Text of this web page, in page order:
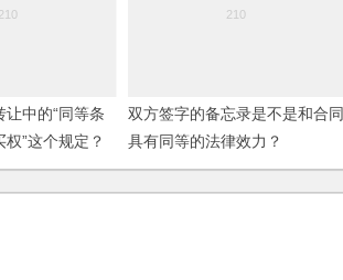
中的“同等条
”这个规定？
双方签字的备忘录是不是和合同
具有同等的法律效力？